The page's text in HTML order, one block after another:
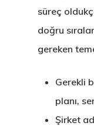
süreç
doğru
gereken
Gerekli
planı,
Şirket